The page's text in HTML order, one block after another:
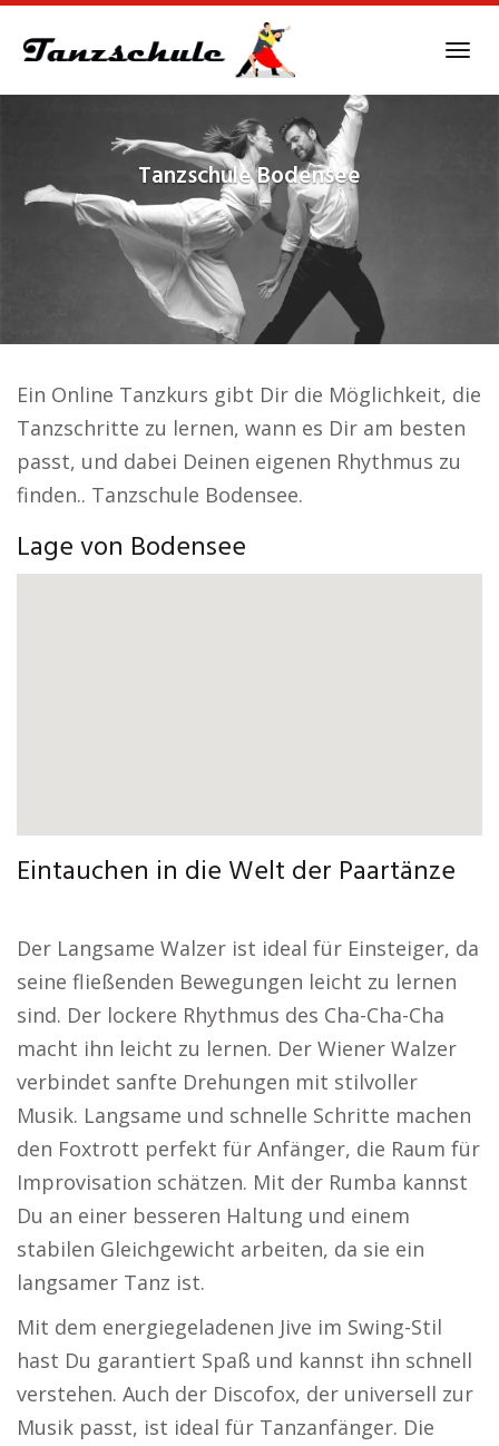
TanzschuleBodensee
Ein Online Tanzkurs gibt Dir die Möglichkeit, die
Tanzschritte zu lernen, wann es Dir am besten
passt, und dabei Deinen eigenen Rhythmus zu
finden.. Tanzschule Bodensee.
Lage von Bodensee
Eintauchen in die Welt der Paartänze
Der Langsame Walzer ist ideal für Einsteiger, da
seine fließenden Bewegungen leicht zu lernen
sind. Der lockere Rhythmus des Cha-Cha-Cha
macht ihn leicht zu lernen. Der Wiener Walzer
verbindet sanfte Drehungen mit stilvoller
Musik. Langsame und schnelle Schritte machen
den Foxtrott perfekt für Anfänger, die Raum für
Improvisation schätzen. Mit der Rumba kannst
Du an einer besseren Haltung und einem
stabilen Gleichgewicht arbeiten, da sie ein
langsamer Tanz ist.
Mit dem energiegeladenen Jive im Swing-Stil
hast Du garantiert Spaß und kannst ihn schnell
verstehen. Auch der Discofox, der universell zur
Musik passt, ist ideal für Tanzanfänger. Die